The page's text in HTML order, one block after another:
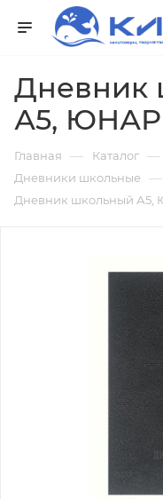
Дневник
А5,
Главная — Каталог —
Дневники школьные —
Дневник школьный А5,